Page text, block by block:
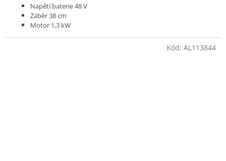
Napětí baterie 48 V
Záběr 38 cm
Motor 1,3 kW
Kód: AL113844